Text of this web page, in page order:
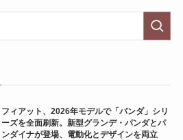
フィアット、2026年モデルで「パンダ」シリ
ーズを全面刷新。新型グランデ・パンダとパ
ンダイナが登場、電動化とデザインを両立